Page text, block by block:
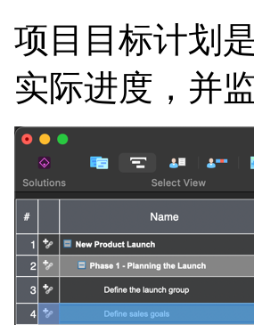
项目目标计划
实际进度，并